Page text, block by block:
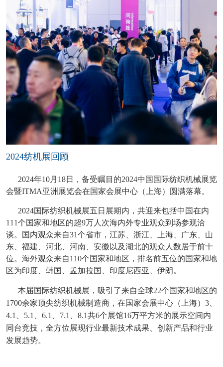
2024纺机展回顾
2024年10月18日，备受瞩目的2024中国国际纺织机械展览
会暨ITMA亚洲展览会在国家会展中心（上海）圆满落幕。
2024国际纺织机械展五日展期内，共迎来包括中国在内
111个国家和地区的超9万人次海内外专业观众到场参观洽
谈。国内观众来自31个省市，江苏、浙江、上海、广东、山
东、福建、河北、河南、安徽以及湖北的观众人数居于前十
位。海外观众来自110个国家和地区，排名前五位的国家和地
区为印度、韩国、孟加拉国、印度尼西亚、伊朗。
本届国际纺织机械展，吸引了来自全球22个国家和地区的
1700余家顶尖纺织机械制造商，在国家会展中心（上海）3、
4.1、5.1、6.1、7.1、8.1共6个展馆16万平方米的展示空间内
同台竞技，全方位展现行业最新技术成果、创新产品和行业
发展趋势。